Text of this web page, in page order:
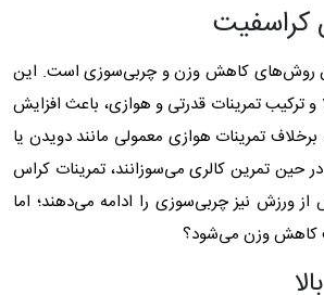
کراسفیت
روش‌های کاهش وزن و چربی‌سوزی است. این
ترکیب تمرینات قدرتی و هوازی، باعث افزایش
تمرینات هوازی معمولی مانند دویدن یا
حین تمرین کالری می‌سوزانند، تمرینات کراس
ورزش نیز چربی‌سوزی را ادامه می‌دهند؛ اما
کاهش وزن می‌شود؟